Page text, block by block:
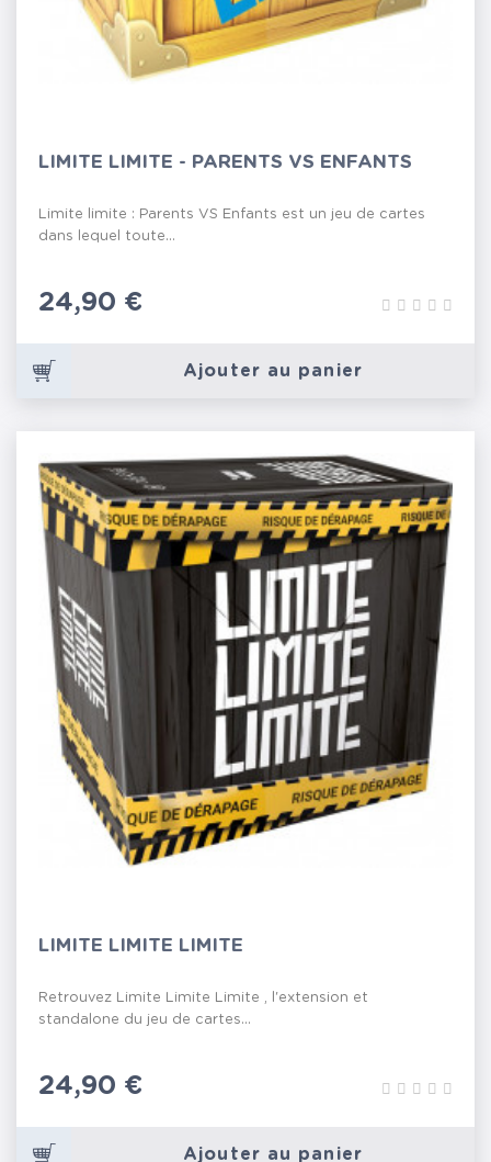
LIMITE LIMITE - PARENTS VS ENFANTS
Limite limite : Parents VS Enfants est un jeu de cartes
dans lequel toute...
Prix
24,90 €
Ajouter au panier
LIMITE LIMITE LIMITE
Retrouvez Limite Limite Limite , l'extension et
standalone du jeu de cartes...
Prix
24,90 €
Ajouter au panier